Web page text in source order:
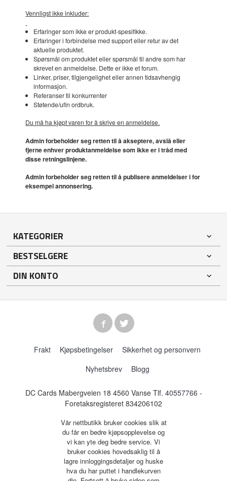
Vennligst ikke inkluder:
Erfaringer som ikke er produkt-spesifikke.
Erfaringer i forbindelse med support eller retur av det
aktuelle produktet.
Spørsmål om produktet eller spørsmål til andre som har
skrevet en anmeldelse. Dette er ikke et forum.
Linker, priser, tilgjengelighet eller annen tidsavhengig
informasjon.
Referanser til konkurrenter
Støtende/ufin ordbruk.
Du må ha kjøpt varen for å skrive en anmeldelse.
Admin forbeholder seg retten til å akseptere, avslå eller
fjerne enhver produktanmeldelse som ikke er i tråd med
disse retningslinjene.
Admin forbeholder seg retten til å publisere anmeldelser i for
eksempel annonsering.
KATEGORIER
BESTSELGERE
DIN KONTO
Frakt Kjøpsbetingelser
Sikkerhet og personvern
Nyhetsbrev
Blogg
DC Cards Mabergveien 18 4560 Vanse Tlf. 40557766 -
Foretaksregisteret 834206102
Vår nettbutikk bruker cookies slik at
du får en bedre kjøpsopplevelse og
vi kan yte deg bedre service. Vi
bruker cookies hovedsaklig til å
lagre innloggingsdetaljer og huske
hva du har puttet i handlekurven